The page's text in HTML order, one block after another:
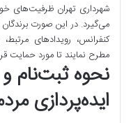
شهرداری تهران ظرفیت‌های خود
می‌گیرد. در این صورت
کنفرانس، رویدادهای
مطرح نمایند تا مورد حمایت
نحوه ثبت‌نام
ایده‌پردازی